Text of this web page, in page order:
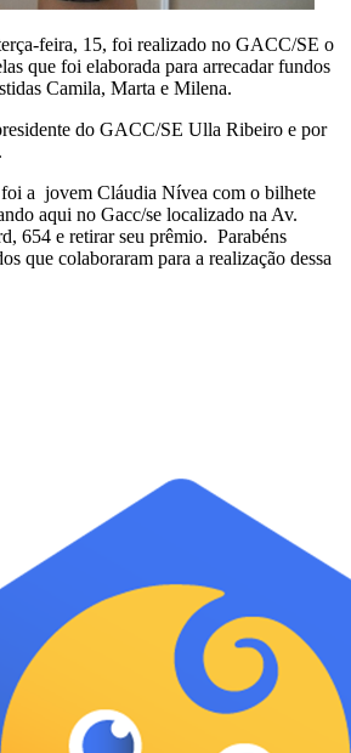
feira, 15, foi realizado no GACC/SE o
que foi elaborada para arrecadar fundos
Camila, Marta e Milena.
do GACC/SE Ulla Ribeiro e por
a jovem Cláudia Nívea com o bilhete
aqui no Gacc/se localizado na Av.
654 e retirar seu prêmio. Parabéns
que colaboraram para a realização dessa